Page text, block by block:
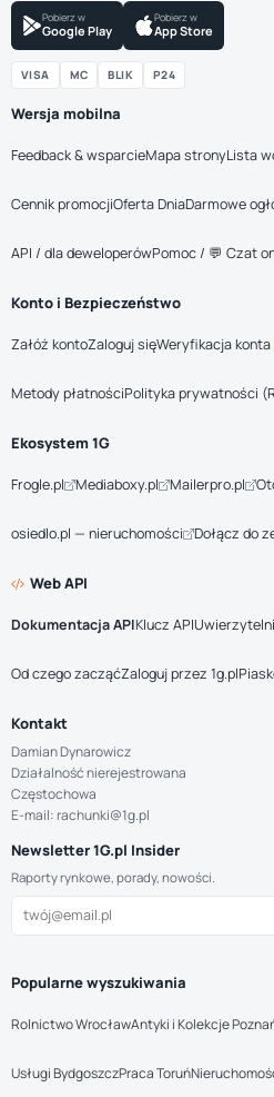
Pobierz w
Google Play
Pobierz w
App Store
VISA MC BLIK P24
Wersja mobilna
Feedback & wsparcieMapa stronyLista
Cennik promocjiOferta DniaDarmowe
API / dla deweloperówPomoc / 💬 Czat
Konto i Bezpieczeństwo
Załóż kontoZaloguj sięWeryfikacja konta
Metody płatnościPolityka prywatności
Ekosystem 1G
Frogle.pl Mediaboxy.pl Mailerpro.pl
osiedlo.pl — nieruchomości Dołącz do
Web API
Dokumentacja APIKlucz API
Od czego zacząćZaloguj przez 1g.pl
Kontakt
Damian Dynarowicz
Działalność nierejestrowana
Częstochowa
E-mail: rachunki@1g.pl
Newsletter 1G.pl Insider
Raporty rynkowe, porady, nowości.
Popularne wyszukiwania
Rolnictwo WrocławAntyki i Kolekcje
Usługi BydgoszczPraca Toruń